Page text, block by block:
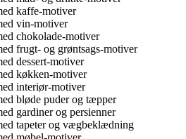
kaffe-motiver
vin-motiver
chokolade-motiver
frugt- og grøntsags-motiver
dessert-motiver
køkken-motiver
interiør-motiver
bløde puder og tæpper
gardiner og persienner
tapeter og vægbeklædning